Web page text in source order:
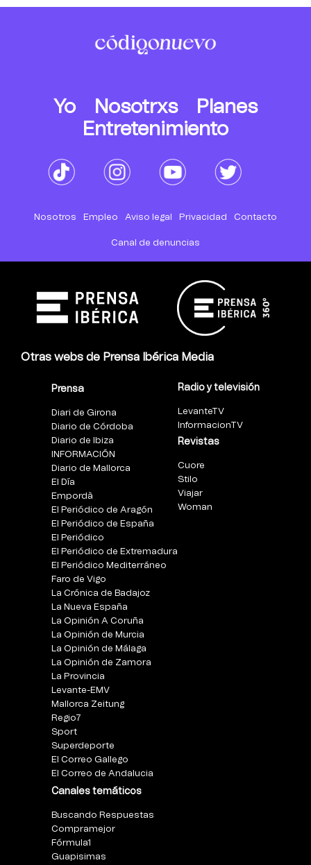
Yo Nosotrxs
Planes
Entretenimiento
Nosotros Empleo Aviso legal Privacidad Contacto
Canal de denuncias
Otras webs de Prensa Ibérica Media
Prensa
Diari de Girona
Diario de Córdoba
Diario de Ibiza
INFORMACIÓN
Diario de Mallorca
El Día
Empordà
El Periódico de Aragón
El Periódico de España
El Periódico
El Periódico de Extremadura
El Periódico Mediterráneo
Faro de Vigo
La Crónica de Badajoz
La Nueva España
La Opinión A Coruña
La Opinión de Murcia
La Opinión de Málaga
La Opinión de Zamora
La Provincia
Levante-EMV
Mallorca Zeitung
Regio7
Sport
Superdeporte
El Correo Gallego
El Correo de Andalucia
Canales temáticos
Buscando Respuestas
Compramejor
Fórmula1
Guapisimas
Radio y televisión
LevanteTV
InformacionTV
Revistas
Cuore
Stilo
Viajar
Woman